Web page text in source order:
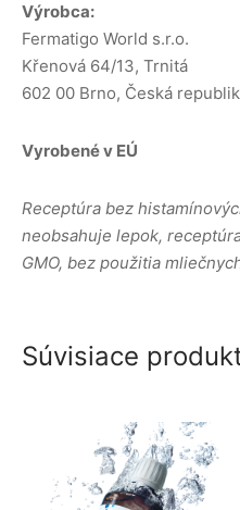
Výrobca:
Fermatigo World s.r.o.
Křenová 64/13, Trnitá
602 00 Brno, Česká
Vyrobené v EÚ
Receptúra bez
neobsahuje lepok,
GMO, bez použitia
Súvisiace